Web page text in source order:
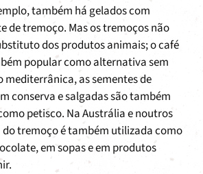
também há gelados com
de tremoço. Mas os tremoços não
dos produtos animais; o café
popular como alternativa sem
mediterrânica, as sementes de
conserva e salgadas são também
petisco. Na Austrália e noutros
do tremoço é também utilizada como
em sopas e em produtos